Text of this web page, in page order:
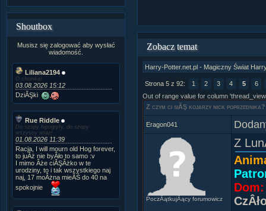
Shoutbox
Musisz się zalogować aby wysłać
wiadomość.
Liliana2194
O choinka!
03.08.2026 15:12
DziĂŞki
Rue Riddle
Do szopy hipogryfy, do szopy
wszyscy wraz!
01.08.2026 11:39
Racja, I will mourn old Hog forever,
to juÂż nie byÂło to samo :v
I mimo Âże ciĂŞÂżko w te
urodziny, to i tak wszystkiego naj
naj, 17 moÂżna mieĂŚ do 40 na
spokojnie
Zobacz temat
Harry-Potter.net.pl - Magiczny Świat
Strona 5 z 92: 1 2 3 4 5
6
Out of range value for column
Z czym ci siĂŞ kojarzy nick poprzednika?
Eragon041
PoczÂątkujÂący forumowicz
Z